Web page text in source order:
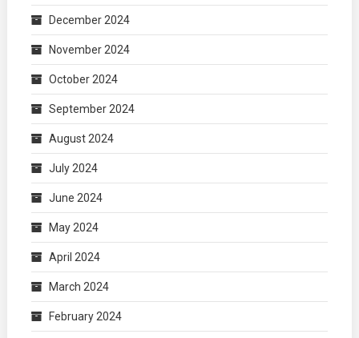
December 2024
November 2024
October 2024
September 2024
August 2024
July 2024
June 2024
May 2024
April 2024
March 2024
February 2024